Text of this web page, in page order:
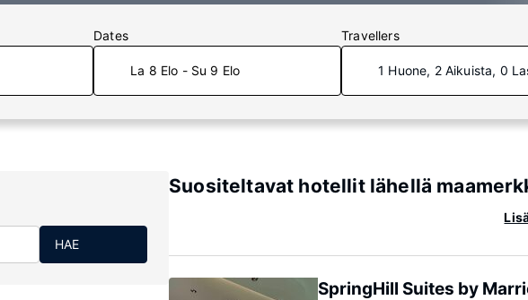
Dates
La 8 Elo - Su 9 Elo
Travellers
1 Huone, 2 Aikuista, 0
HAE
Suositeltavat hotellit lähellä
SpringHill Suites by